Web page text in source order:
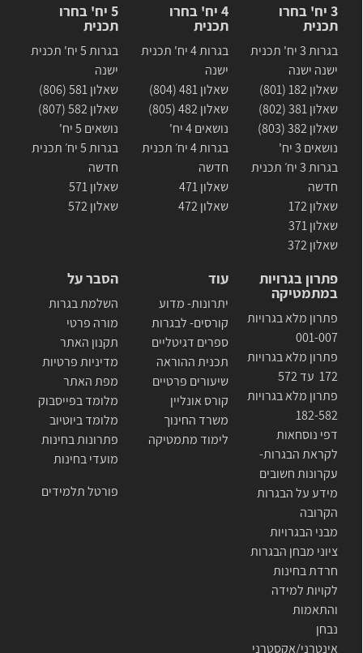
3 יח' בחרו
תכנית
בגרות 3 יח' תכנית
ישנה ישנה
שאלון 182 (801)
שאלון 381 (802)
שאלון 382 (803)
נושאים 3 יח'
בגרות 3 יח׳ תכנית
חדשה
שאלון 172
שאלון 371
שאלון 372
4 יח' בחרו
תכנית
בגרות 4 יח' תכנית
ישנה
שאלון 481 (804)
שאלון 482 (805)
נושאים 4 יח'
בגרות 4 יח׳ תכנית
חדשה
שאלון 471
שאלון 472
5 יח' בחרו
תכנית
בגרות 5 יח' תכנית
ישנה
שאלון 581 (806)
שאלון 582 (807)
נושאים 5 יח'
בגרות 5 יח׳ תכנית
חדשה
שאלון 571
שאלון 572
פתרון בגרויות
במתמטיקה
פתרון מלא בגרויות
001-007
פתרון מלא בגרויות
172 עד 572
פתרון מלא בגרויות
182-582
דפי נוסחאות
לקראת הבגרות-
עקרונות חשובים
מידע על הבגרות
הקרובה
מבני הבגרויות
ציוני מבחן הבגרות
חרדת בחינות
לקויות למידה
והתאמות
נבחן
אינטרני/אקסטרני
עוד
יתרונות- מדוע
קורסים- לבגרות
ספרים דגיטליים
תכנית ההוראה
שיעורים פרטיים
קורס אונליין
משרד החינוך
לימוד מתמטיקה
הסבר על
השלמת בגרות
מורה פרטי
תקנון האתר
מדיניות פרטיות
מפת האתר
מלומד בפייסבוק
מלומד ביוטיוב
פתרונות בחינות
מועדי בחינות
פורטל תלמידים